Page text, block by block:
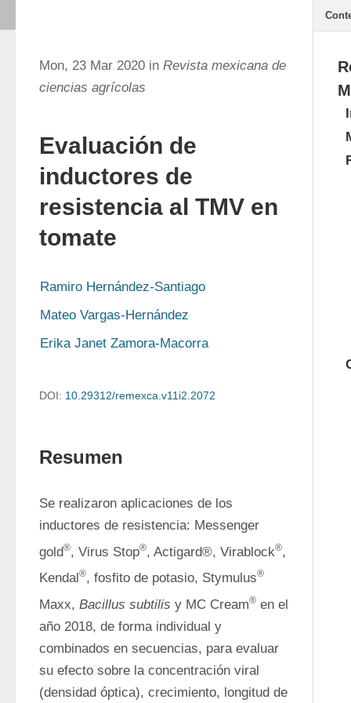
Mon, 23 Mar 2020 in Revista mexicana de
ciencias agrícolas
Evaluación de
inductores de
resistencia al TMV en
tomate
Ramiro Hernández-Santiago
Mateo Vargas-Hernández
Erika Janet Zamora-Macorra
DOI: 10.29312/remexca.v11i2.2072
Resumen
Se realizaron aplicaciones de los
inductores de resistencia: Messenger
gold®, Virus Stop®, Actigard®, Virablock®,
Kendal ®, fosfito de potasio, Stymulus®
Maxx, Bacillus subtilis y MC Cream® en el
año 2018, de forma individual y
combinados en secuencias, para evaluar
su efecto sobre la concentración viral
(densidad óptica), crecimiento, longitud de